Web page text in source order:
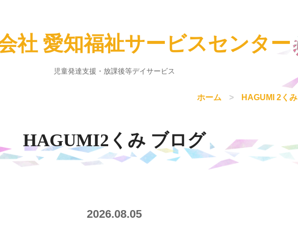
社 愛知福祉サービスセンター
児童発達支援・放課後等デイサービス
ホーム HAGUMI 2くみ
HAGUMI2くみ ブログ
2026.08.05